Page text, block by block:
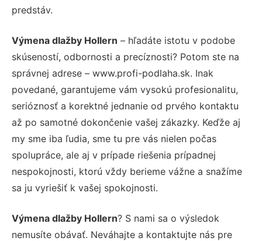
predstáv.
Výmena dlažby Hollern – hľadáte istotu v podobe
skúseností, odbornosti a precíznosti? Potom ste na
správnej adrese – www.profi-podlaha.sk. Inak
povedané, garantujeme vám vysokú profesionalitu,
serióznosť a korektné jednanie od prvého kontaktu
až po samotné dokončenie vašej zákazky. Keďže aj
my sme iba ľudia, sme tu pre vás nielen počas
spolupráce, ale aj v prípade riešenia prípadnej
nespokojnosti, ktorú vždy berieme vážne a snažíme
sa ju vyriešiť k vašej spokojnosti.
Výmena dlažby Hollern? S nami sa o výsledok
nemusíte obávať. Neváhajte a kontaktujte nás pre